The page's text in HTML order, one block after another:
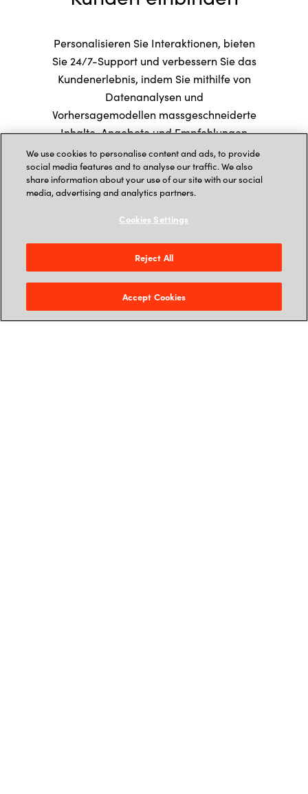
Personalisieren Sie Interaktionen, bieten
Sie 24/7-Support und verbessern Sie das
Kundenerlebnis, indem Sie mithilfe von
Datenanalysen und
Vorhersagemodellen massgeschneiderte
Inhalte, Angebote und Empfehlungen
bereitstellen.
Unser Know-how zu AI-
Lösungen
We use cookies to personalise content and ads, to provide
social media features and to analyse our traffic. We also
share information about your use of our site with our social
media, advertising and analytics partners.
Cookies Settings
Reject All
Accept Cookies